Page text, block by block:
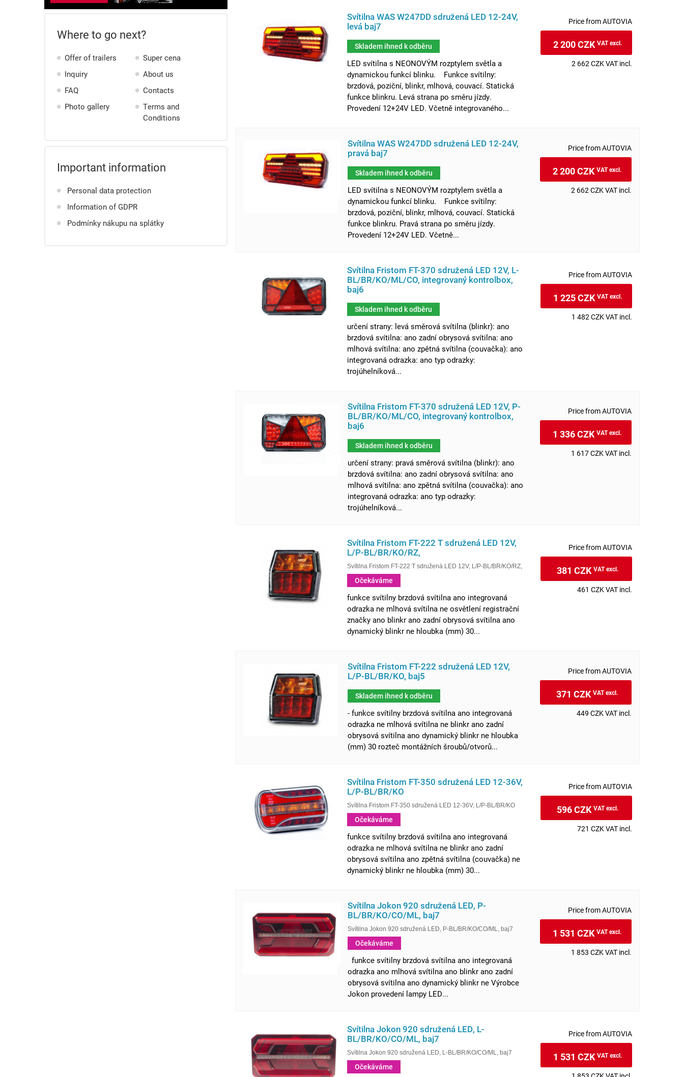
Where to go next?
Offer of trailers
Super cena
Inquiry
About us
FAQ
Contacts
Photo gallery
Terms and
Conditions
Important information
Personal data protection
Information of GDPR
Podmínky nákupu na splátky
Svítilna WAS W247DD sdružená LED 12-24V,
levá baj7
Skladem ihned k odběru
LED svítilna s NEONOVÝM rozptylem světla a
dynamickou funkcí blinku. Funkce svítilny:
brzdová, poziční, blinkr, mlhová, couvací. Statická
funkce blinkru. Levá strana po směru jízdy.
Provedení 12+24V LED. Včetně integrovaného...
Price from AUTOVIA
2 200 CZKVAT excl.
2 662 CZK VAT incl.
Svítilna WAS W247DD sdružená LED 12-24V,
pravá baj7
Skladem ihned k odběru
LED svítilna s NEONOVÝM rozptylem světla a
dynamickou funkcí blinku. Funkce svítilny:
brzdová, poziční, blinkr, mlhová, couvací. Statická
funkce blinkru. Pravá strana po směru jízdy.
Provedení 12+24V LED. Včetně...
Price from AUTOVIA
2 200 CZKVAT excl.
2 662 CZK VAT incl.
Svítilna Fristom FT-370 sdružená LED 12V, L-
BL/BR/KO/ML/CO, integrovaný kontrolbox,
baj6
Skladem ihned k odběru
určení strany: levá směrová svítilna (blinkr): ano
brzdová svítilna: ano zadní obrysová svítilna: ano
mlhová svítilna: ano zpětná svítilna (couvačka): ano
integrovaná odrazka: ano typ odrazky:
trojúhelníková...
Price from AUTOVIA
1 225 CZKVAT excl.
1 482 CZK VAT incl.
Svítilna Fristom FT-370 sdružená LED 12V, P-
BL/BR/KO/ML/CO, integrovaný kontrolbox,
baj6
Skladem ihned k odběru
určení strany: pravá směrová svítilna (blinkr): ano
brzdová svítilna: ano zadní obrysová svítilna: ano
mlhová svítilna: ano zpětná svítilna (couvačka): ano
integrovaná odrazka: ano typ odrazky:
trojúhelníková...
Price from AUTOVIA
1 336 CZKVAT excl.
1 617 CZK VAT incl.
Svítilna Fristom FT-222 T sdružená LED 12V,
L/P-BL/BR/KO/RZ,
Svítilna Fristom FT-222 T sdružená LED 12V, L/P-BL/BR/KO/RZ,
Očekáváme
funkce svítilny brzdová svítilna ano integrovaná
odrazka ne mlhová svítilna ne osvětlení registrační
značky ano blinkr ano zadní obrysová svítilna ano
dynamický blinkr ne hloubka (mm) 30...
Price from AUTOVIA
381 CZKVAT excl.
461 CZK VAT incl.
Svítilna Fristom FT-222 sdružená LED 12V,
L/P-BL/BR/KO, baj5
Skladem ihned k odběru
- funkce svítilny brzdová svítilna ano integrovaná
odrazka ne mlhová svítilna ne blinkr ano zadní
obrysová svítilna ano dynamický blinkr ne hloubka
(mm) 30 rozteč montážních šroubů/otvorů...
Price from AUTOVIA
371 CZKVAT excl.
449 CZK VAT incl.
Svítilna Fristom FT-350 sdružená LED 12-36V,
L/P-BL/BR/KO
Svítilna Fristom FT-350 sdružená LED 12-36V, L/P-BL/BR/KO
Očekáváme
funkce svítilny brzdová svítilna ano integrovaná
odrazka ne mlhová svítilna ne blinkr ano zadní
obrysová svítilna ano zpětná svítilna (couvačka) ne
dynamický blinkr ne hloubka (mm) 30...
Price from AUTOVIA
596 CZKVAT excl.
721 CZK VAT incl.
Svítilna Jokon 920 sdružená LED, P-
BL/BR/KO/CO/ML, baj7
Svítilna Jokon 920 sdružená LED, P-BL/BR/KO/CO/ML, baj7
Očekáváme
funkce svítilny brzdová svítilna ano integrovaná
odrazka ano mlhová svítilna ano blinkr ano zadní
obrysová svítilna ano dynamický blinkr ne Výrobce
Jokon provedení lampy LED...
Price from AUTOVIA
1 531 CZKVAT excl.
1 853 CZK VAT incl.
Svítilna Jokon 920 sdružená LED, L-
BL/BR/KO/CO/ML, baj7
Svítilna Jokon 920 sdružená LED, L-BL/BR/KO/CO/ML, baj7
Očekáváme
Price from AUTOVIA
1 531 CZKVAT excl.